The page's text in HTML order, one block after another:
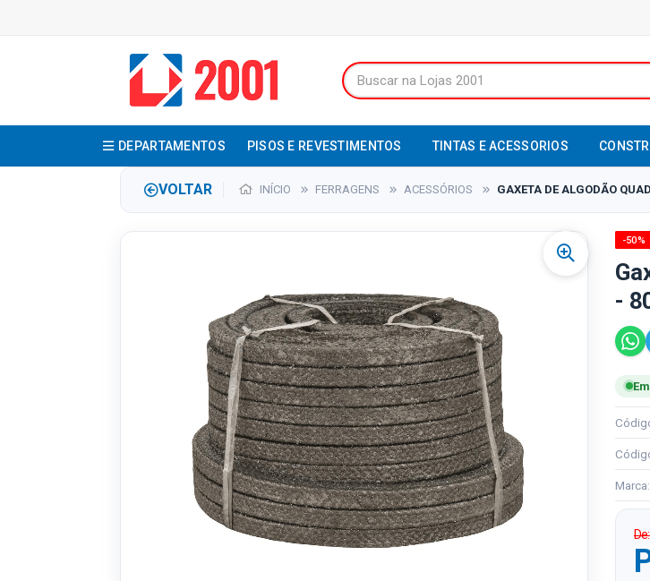
DEPARTAMENTOS PISOS E REVESTIMENTOS TINTAS E ACESSORIOS
VOLTAR INÍCIO FERRAGENS ACESSÓRIOS GAXETA DE ALGODÃO
-50%
-
Marca: